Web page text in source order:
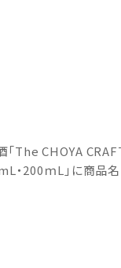
The CHOYA
・200ｍL」に商品